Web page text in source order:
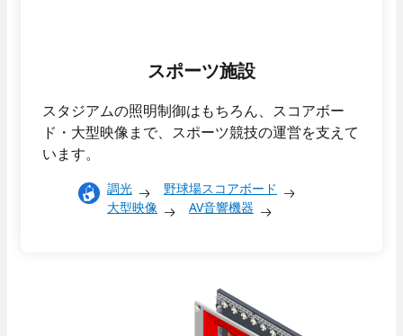
スポーツ施設
スタジアムの照明制御はもちろん、スコアボー
ド・大型映像まで、スポーツ競技の運営を支えて
います。
調光
野球場スコアボード
大型映像
AV音響機器
採用Q＆A